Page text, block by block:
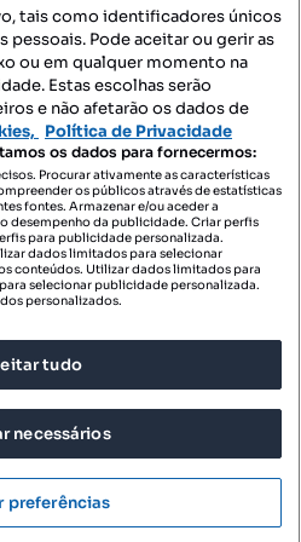
NOS:
NA:
OLX Portugal, S.A.
DE UTILIZAÇÃO
DE PRIVACIDADE
DE PRIVACIDADE
tais como identificadores únicos
pessoais. Pode aceitar ou gerir as
ou em qualquer momento na
Estas escolhas serão
e não afetarão os dados de
Política de Privacidade
os dados para fornecermos:
Procurar ativamente as características
os públicos através de estatísticas
fontes. Armazenar e/ou aceder a
desempenho da publicidade. Criar perfis
para publicidade personalizada.
dados limitados para selecionar
conteúdos. Utilizar dados limitados para
selecionar publicidade personalizada.
personalizados.
tudo
necessários
preferências